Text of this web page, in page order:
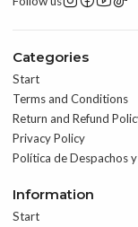
Categories
Start
Terms and Conditions
Return and Refund
Privacy Policy
Política de Despachos
Information
Start